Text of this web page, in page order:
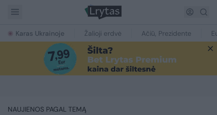
Karas Ukrainoje Žalioji erdvė Ačiū, Prezidente
NAUJIENOS PAGAL TEMĄ